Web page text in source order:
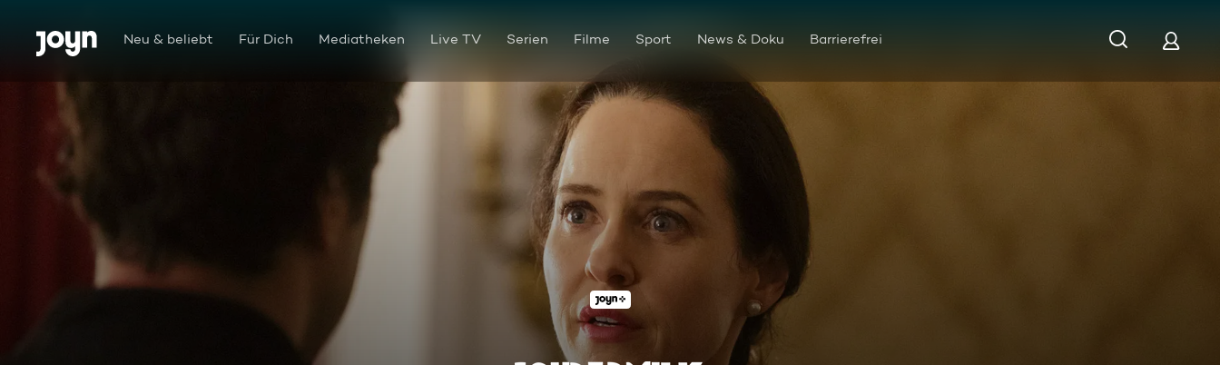
Zum Inhalt springen
Barrierefrei Neu & beliebt Für Dich Mediatheken Live TV Serien Filme Sport News & Doku Barrierefrei
It's All About the Beans